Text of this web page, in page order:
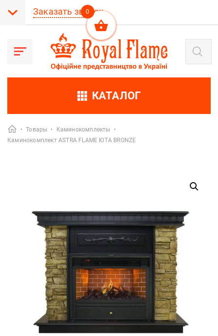
Заказать звонок
Поиск
товаров
КАТАЛОГ
• Товары • Каминокомплекты
•
Каминокомплект ASTRA FLAME ЮТА BRONZE
0